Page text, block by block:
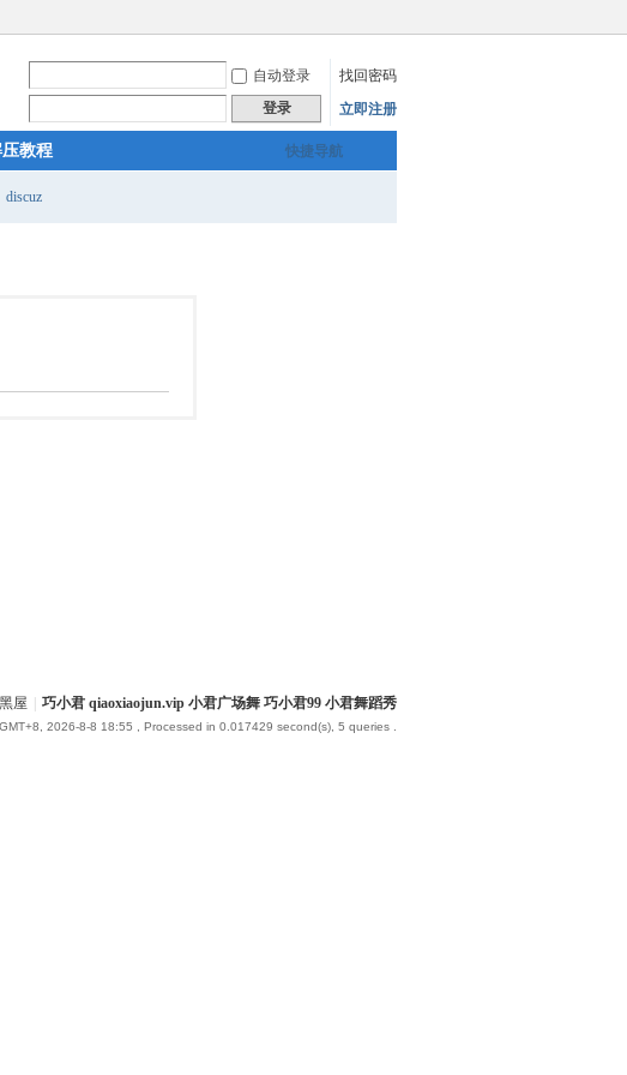
自动登录
找回密码
登录 立即注册
快捷导航
教程
discuz
屋 巧小君 qiaoxiaojun.vip 小君广场舞 巧小君99 小君舞蹈秀
GMT+8, 2026-8-8 18:55 , Processed in 0.017429 second(s), 5 queries .